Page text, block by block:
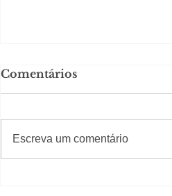
Comentários
Escreva um comentário
#Sugestões